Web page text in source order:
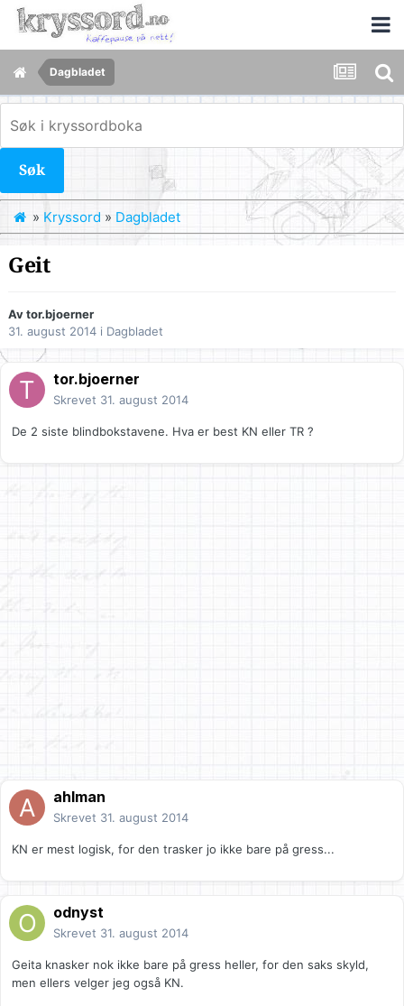
Dagbladet
Søk
» Kryssord » Dagbladet
Geit
Avtor.bjoerner
31. august 2014 i Dagbladet
tor.bjoerner
Skrevet 31. august 2014
De 2 siste blindbokstavene. Hva er best KN eller TR ?
ahlman
Skrevet 31. august 2014
KN er mest logisk, for den trasker jo ikke bare på gress...
odnyst
Skrevet 31. august 2014
Geita knasker nok ikke bare på gress heller, for den saks skyld,
men ellers velger jeg også KN.